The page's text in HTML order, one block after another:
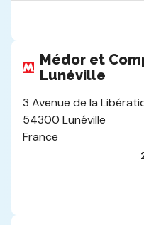
Médor et
Lunéville
3 Avenue de la
54300 Lunéville
France